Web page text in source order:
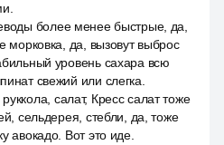
более менее быстрые, да,
морковка, да, вызовут выброс
уровень сахара всю
свежий или слегка.
салат, Кресс салат тоже
сельдерея, стебли, да, тоже
авокадо. Вот это иде.